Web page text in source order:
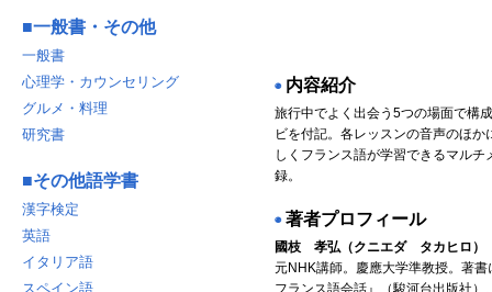
◉ 内容紹介
旅行中でよく出会う5つの場面で構
ビを付記。各レッスンの音声のほか
しくフランス語が学習できるマルチ
録。
◉ 著者プロフィール
國枝 孝弘 （クニエダ タカヒロ）
元NHK講師。慶應大学準教授。著
フランス語会話』（駿河台出版社）
■一般書・その他
一般書
心理学・カウンセリング
グルメ・料理
研究書
■その他語学書
漢字検定
英語
イタリア語
スペイン語